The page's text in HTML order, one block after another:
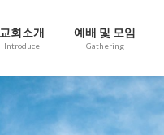
교회소개
Introduce
예배 및 모임
Gathering